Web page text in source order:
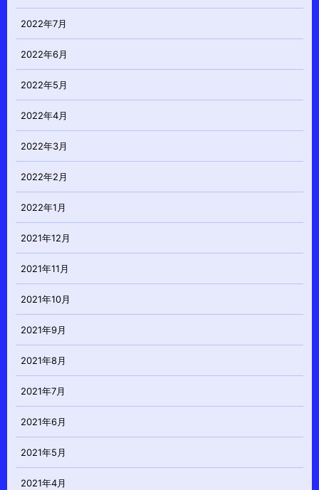
2022年7月
2022年6月
2022年5月
2022年4月
2022年3月
2022年2月
2022年1月
2021年12月
2021年11月
2021年10月
2021年9月
2021年8月
2021年7月
2021年6月
2021年5月
2021年4月